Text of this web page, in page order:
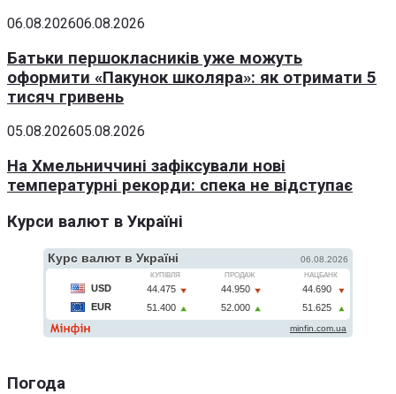
06.08.202606.08.2026
Батьки першокласників уже можуть
оформити «Пакунок школяра»: як отримати 5
тисяч гривень
05.08.202605.08.2026
На Хмельниччині зафіксували нові
температурні рекорди: спека не відступає
Курси валют в Україні
Погода